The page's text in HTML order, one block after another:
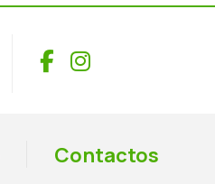
Facebook
Instagram
Contactos